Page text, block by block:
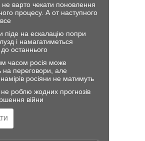
не варто чекати поновлення
процесу. А от наступного
піде на ескалацію попри
і намагатиметься
останнього
часом росія може
на переговори, але
росіяни не матимуть
роблю жодних прогнозів
війни